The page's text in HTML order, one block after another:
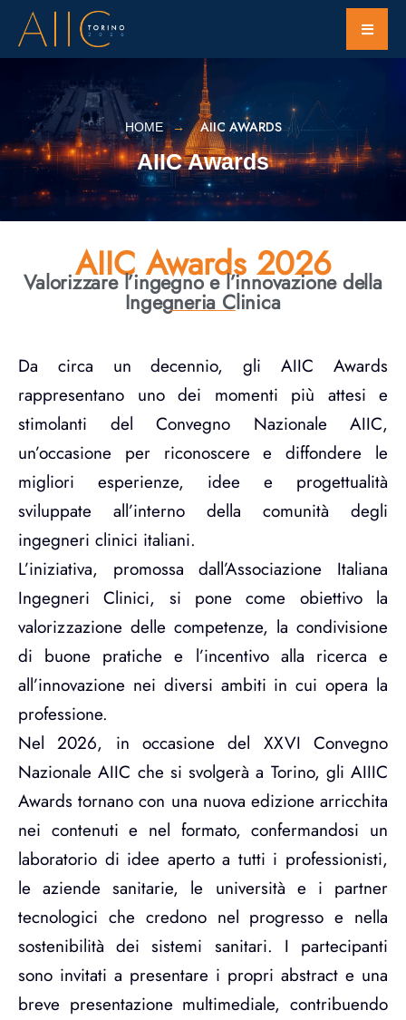
HOME AIIC AWARDS
AIIC Awards
AIIC Awards 2026
Valorizzare l’ingegno e l’innovazione della
Ingegneria Clinica
Da circa un decennio, gli AIIC Awards
rappresentano uno dei momenti più attesi e
stimolanti del Convegno Nazionale AIIC,
un’occasione per riconoscere e diffondere le
migliori esperienze, idee e progettualità
sviluppate all’interno della comunità degli
ingegneri clinici italiani.
L’iniziativa, promossa dall’Associazione Italiana
Ingegneri Clinici, si pone come obiettivo la
valorizzazione delle competenze, la condivisione
di buone pratiche e l’incentivo alla ricerca e
all’innovazione nei diversi ambiti in cui opera la
professione.
Nel 2026, in occasione del XXVI Convegno
Nazionale AIIC che si svolgerà a Torino, gli AIIIC
Awards tornano con una nuova edizione arricchita
nei contenuti e nel formato, confermandosi un
laboratorio di idee aperto a tutti i professionisti,
le aziende sanitarie, le università e i partner
tecnologici che credono nel progresso e nella
sostenibilità dei sistemi sanitari. I partecipanti
sono invitati a presentare i propri abstract e una
breve presentazione multimediale, contribuendo